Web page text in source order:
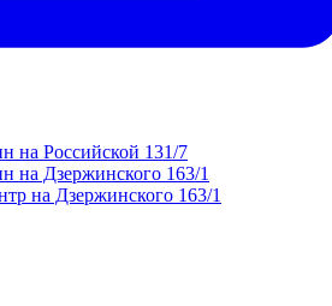
на Российской 131/7
на Дзержинского 163/1
на Дзержинского 163/1